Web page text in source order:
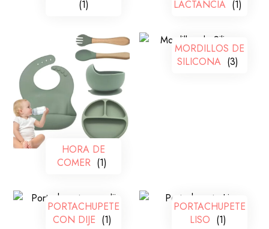
(1)
LACTANCIA (1)
HORA DE
COMER (1)
MORDILLOS DE
SILICONA (3)
PORTACHUPETE
CON DIJE (1)
PORTACHUPETE
LISO (1)